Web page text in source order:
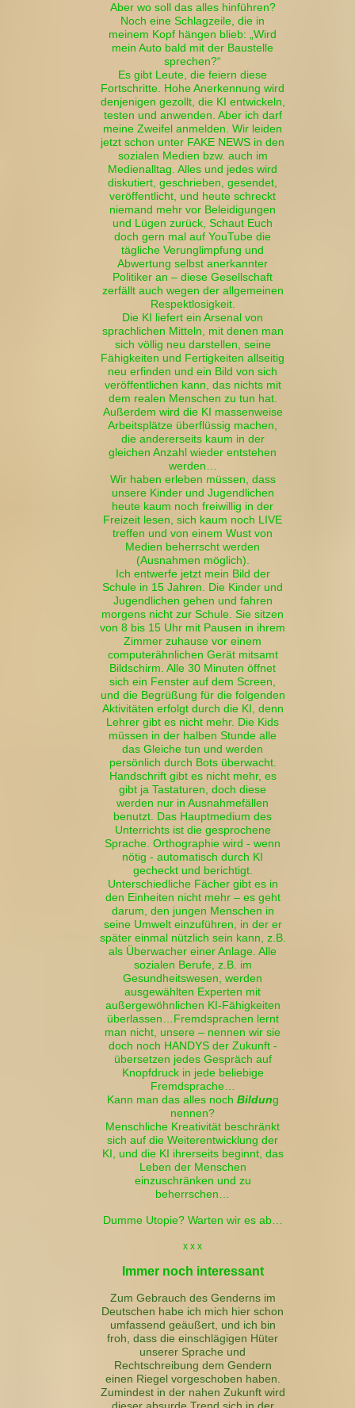
Aber wo soll das alles hinführen?
Noch eine Schlagzeile, die in
meinem Kopf hängen blieb: „Wird
mein Auto bald mit der Baustelle
sprechen?“
Es gibt Leute, die feiern diese
Fortschritte. Hohe Anerkennung wird
denjenigen gezollt, die KI entwickeln,
testen und anwenden. Aber ich darf
meine Zweifel anmelden. Wir leiden
jetzt schon unter FAKE NEWS in den
sozialen Medien bzw. auch im
Medienalltag. Alles und jedes wird
diskutiert, geschrieben, gesendet,
veröffentlicht, und heute schreckt
niemand mehr vor Beleidigungen
und Lügen zurück, Schaut Euch
doch gern mal auf YouTube die
tägliche Verunglimpfung und
Abwertung selbst anerkannter
Politiker an – diese Gesellschaft
zerfällt auch wegen der allgemeinen
Respektlosigkeit.
Die KI liefert ein Arsenal von
sprachlichen Mitteln, mit denen man
sich völlig neu darstellen, seine
Fähigkeiten und Fertigkeiten allseitig
neu erfinden und ein Bild von sich
veröffentlichen kann, das nichts mit
dem realen Menschen zu tun hat.
Außerdem wird die KI massenweise
Arbeitsplätze überflüssig machen,
die andererseits kaum in der
gleichen Anzahl wieder entstehen
werden…
Wir haben erleben müssen, dass
unsere Kinder und Jugendlichen
heute kaum noch freiwillig in der
Freizeit lesen, sich kaum noch LIVE
treffen und von einem Wust von
Medien beherrscht werden
(Ausnahmen möglich).
Ich entwerfe jetzt mein Bild der
Schule in 15 Jahren. Die Kinder und
Jugendlichen gehen und fahren
morgens nicht zur Schule. Sie sitzen
von 8 bis 15 Uhr mit Pausen in ihrem
Zimmer zuhause vor einem
computerähnlichen Gerät mitsamt
Bildschirm. Alle 30 Minuten öffnet
sich ein Fenster auf dem Screen,
und die Begrüßung für die folgenden
Aktivitäten erfolgt durch die KI, denn
Lehrer gibt es nicht mehr. Die Kids
müssen in der halben Stunde alle
das Gleiche tun und werden
persönlich durch Bots überwacht.
Handschrift gibt es nicht mehr, es
gibt ja Tastaturen, doch diese
werden nur in Ausnahmefällen
benutzt. Das Hauptmedium des
Unterrichts ist die gesprochene
Sprache. Orthographie wird - wenn
nötig - automatisch durch KI
gecheckt und berichtigt.
Unterschiedliche Fächer gibt es in
den Einheiten nicht mehr – es geht
darum, den jungen Menschen in
seine Umwelt einzuführen, in der er
später einmal nützlich sein kann, z.B.
als Überwacher einer Anlage. Alle
sozialen Berufe, z.B. im
Gesundheitswesen, werden
ausgewählten Experten mit
außergewöhnlichen KI-Fähigkeiten
überlassen…Fremdsprachen lernt
man nicht, unsere – nennen wir sie
doch noch HANDYS der Zukunft -
übersetzen jedes Gespräch auf
Knopfdruck in jede beliebige
Fremdsprache…
Kann man das alles noch Bildung
nennen?
Menschliche Kreativität beschränkt
sich auf die Weiterentwicklung der
KI, und die KI ihrerseits beginnt, das
Leben der Menschen
einzuschränken und zu
beherrschen…
Dumme Utopie? Warten wir es ab…
x x x
Immer noch interessant
Zum Gebrauch des Genderns im
Deutschen habe ich mich hier schon
umfassend geäußert, und ich bin
froh, dass die einschlägigen Hüter
unserer Sprache und
Rechtschreibung dem Gendern
einen Riegel vorgeschoben haben.
Zumindest in der nahen Zukunft wird